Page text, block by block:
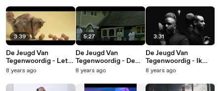
3:39
De Jeugd Van
Tegenwoordig - Let
The Tits Out
8 years ago
5:27
De Jeugd Van
Tegenwoordig - De
Formule
8 years ago
3:31
De Jeugd Van
Tegenwoordig - Ik
Kwam Haar Tegen In
8 years ago